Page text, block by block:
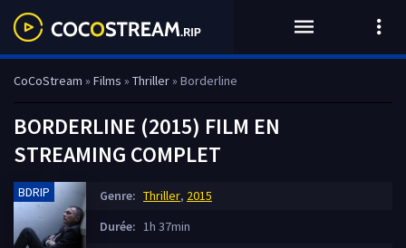
CoCoStream » Films » Thriller» Borderline
BORDERLINE (2015) FILM EN
STREAMING COMPLET
BDRIP Genre: Thriller, 2015
Durée: 1h 37min